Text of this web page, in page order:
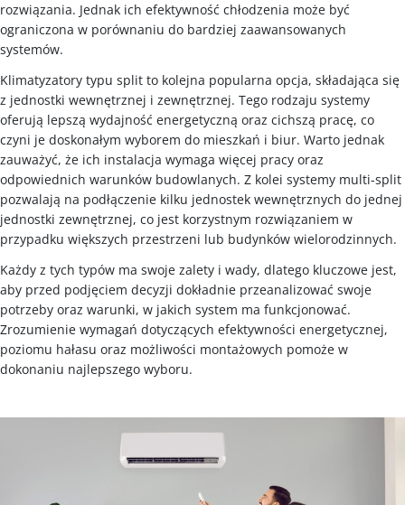
rozwiązania. Jednak ich efektywność chłodzenia może być
ograniczona w porównaniu do bardziej zaawansowanych
systemów.
Klimatyzatory typu split to kolejna popularna opcja, składająca się
z jednostki wewnętrznej i zewnętrznej. Tego rodzaju systemy
oferują lepszą wydajność energetyczną oraz cichszą pracę, co
czyni je doskonałym wyborem do mieszkań i biur. Warto jednak
zauważyć, że ich instalacja wymaga więcej pracy oraz
odpowiednich warunków budowlanych. Z kolei systemy multi-split
pozwalają na podłączenie kilku jednostek wewnętrznych do jednej
jednostki zewnętrznej, co jest korzystnym rozwiązaniem w
przypadku większych przestrzeni lub budynków wielorodzinnych.
Każdy z tych typów ma swoje zalety i wady, dlatego kluczowe jest,
aby przed podjęciem decyzji dokładnie przeanalizować swoje
potrzeby oraz warunki, w jakich system ma funkcjonować.
Zrozumienie wymagań dotyczących efektywności energetycznej,
poziomu hałasu oraz możliwości montażowych pomoże w
dokonaniu najlepszego wyboru.